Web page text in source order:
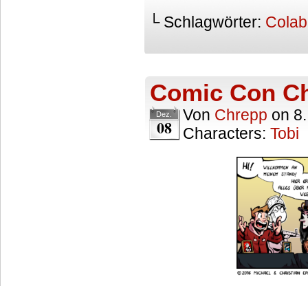
└ Schlagwörter: Colab
Comic Con
Dez.
08
Von Chrepp on
Characters: Tobi